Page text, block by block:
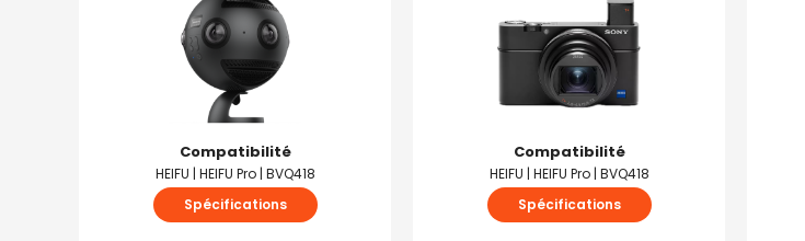
Compatibilité
HEIFU | HEIFU Pro | BVQ418
Spécifications
Compatibilité
HEIFU | HEIFU Pro | BVQ418
Spécifications